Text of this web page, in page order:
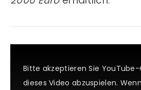
Bitte akzeptieren Sie
dieses Video abzuspielen.